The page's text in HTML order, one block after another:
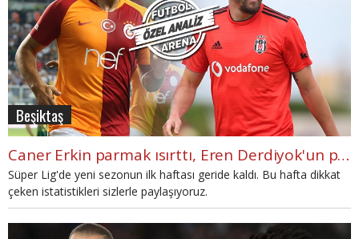
Beşiktaş
Caner Erkin parmak ısırttı, Eren Derdiyok'un pasları ise...
Süper Lig'de yeni sezonun ilk haftası geride kaldı. Bu hafta dikkat
çeken istatistikleri sizlerle paylaşıyoruz.